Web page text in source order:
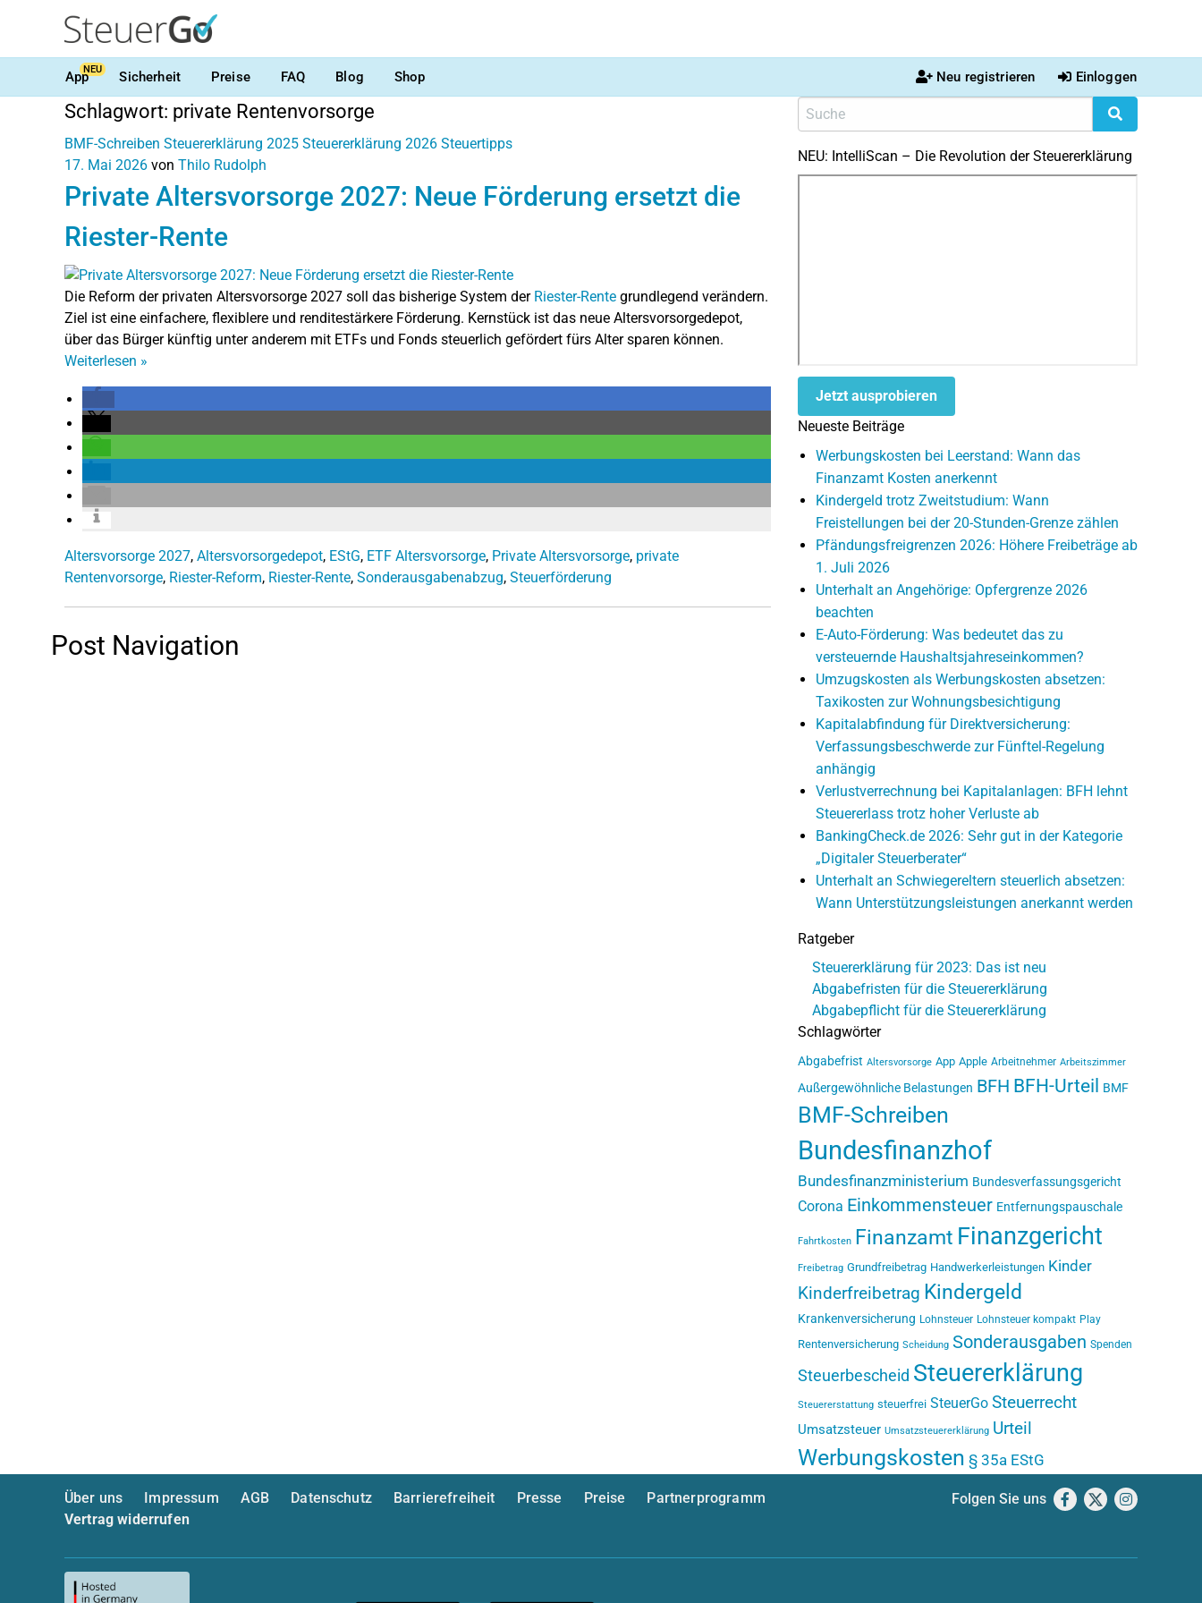
AppNEU Sicherheit Preise FAQ Blog Shop Neu registrieren Einloggen
Schlagwort: private Rentenvorsorge
BMF-Schreiben Steuererklärung 2025 Steuererklärung 2026 Steuertipps
17. Mai 2026 von Thilo Rudolph
Private Altersvorsorge 2027: Neue Förderung ersetzt die
Riester-Rente
Die Reform der privaten Altersvorsorge 2027 soll das bisherige System der Riester-Rente grundlegend verändern.
Ziel ist eine einfachere, flexiblere und renditestärkere Förderung. Kernstück ist das neue Altersvorsorgedepot,
über das Bürger künftig unter anderem mit ETFs und Fonds steuerlich gefördert fürs Alter sparen können.
Weiterlesen »
Altersvorsorge 2027, Altersvorsorgedepot, EStG, ETF Altersvorsorge, Private Altersvorsorge, private
Rentenvorsorge, Riester-Reform, Riester-Rente, Sonderausgabenabzug, Steuerförderung
Post Navigation
NEU: IntelliScan – Die Revolution der Steuererklärung
Jetzt ausprobieren
Neueste Beiträge
Werbungskosten bei Leerstand: Wann das
Finanzamt Kosten anerkennt
Kindergeld trotz Zweitstudium: Wann
Freistellungen bei der 20-Stunden-Grenze zählen
Pfändungsfreigrenzen 2026: Höhere Freibeträge ab
1. Juli 2026
Unterhalt an Angehörige: Opfergrenze 2026
beachten
E-Auto-Förderung: Was bedeutet das zu
versteuernde Haushaltsjahreseinkommen?
Umzugskosten als Werbungskosten absetzen:
Taxikosten zur Wohnungsbesichtigung
Kapitalabfindung für Direktversicherung:
Verfassungsbeschwerde zur Fünftel-Regelung
anhängig
Verlustverrechnung bei Kapitalanlagen: BFH lehnt
Steuererlass trotz hoher Verluste ab
BankingCheck.de 2026: Sehr gut in der Kategorie
„Digitaler Steuerberater“
Unterhalt an Schwiegereltern steuerlich absetzen:
Wann Unterstützungsleistungen anerkannt werden
Ratgeber
Steuererklärung für 2023: Das ist neu
Abgabefristen für die Steuererklärung
Abgabepflicht für die Steuererklärung
Schlagwörter
Abgabefrist Altersvorsorge App Apple Arbeitnehmer Arbeitszimmer
Außergewöhnliche Belastungen BFH BFH-Urteil BMF
BMF-Schreiben
Bundesfinanzhof
Bundesfinanzministerium Bundesverfassungsgericht
Corona Einkommensteuer Entfernungspauschale
Fahrtkosten Finanzamt Finanzgericht
Freibetrag Grundfreibetrag Handwerkerleistungen Kinder
Kinderfreibetrag Kindergeld
Krankenversicherung Lohnsteuer Lohnsteuer kompakt Play
Rentenversicherung Scheidung Sonderausgaben Spenden
Steuerbescheid Steuererklärung
Steuererstattung steuerfrei SteuerGo Steuerrecht
Umsatzsteuer Umsatzsteuererklärung Urteil
Werbungskosten § 35a EStG
Über uns Impressum AGB Datenschutz Barrierefreiheit Presse Preise
Partnerprogramm
Vertrag widerrufen
Folgen Sie uns Facebook
X Instagram